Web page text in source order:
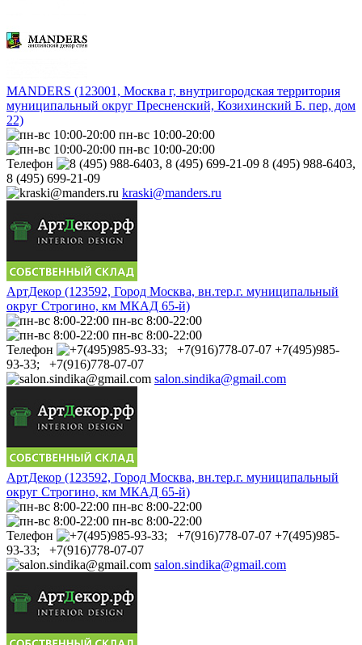
MANDERS (123001, Москва г, внутригородская территория
муниципальный округ Пресненский, Козихинский Б. пер, дом
22)
пн-вс 10:00-20:00
пн-вс 10:00-20:00
Телефон
8 (495) 988-6403,
8 (495) 699-21-09
kraski@manders.ru
АртДекор (123592, Город Москва, вн.тер.г. муниципальный
округ Строгино, км МКАД 65-й)
пн-вс 8:00-22:00
пн-вс 8:00-22:00
Телефон
+7(495)985-
93-33; +7(916)778-07-07
salon.sindika@gmail.com
АртДекор (123592, Город Москва, вн.тер.г. муниципальный
округ Строгино, км МКАД 65-й)
пн-вс 8:00-22:00
пн-вс 8:00-22:00
Телефон
+7(495)985-
93-33; +7(916)778-07-07
salon.sindika@gmail.com